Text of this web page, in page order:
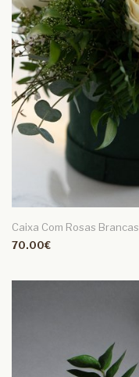
Caixa Com Rosas Brancas
70.00€